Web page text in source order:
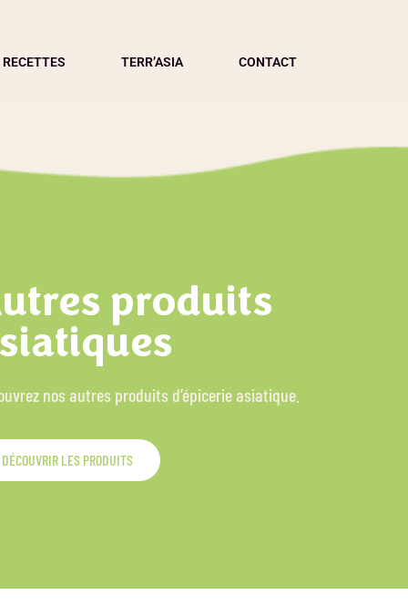
TERR’ASIA CONTACT
produits
nos autres produits d’épicerie asiatique.
DÉCOUVRIR LES PRODUITS